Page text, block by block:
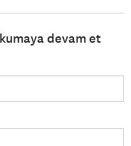
devam et